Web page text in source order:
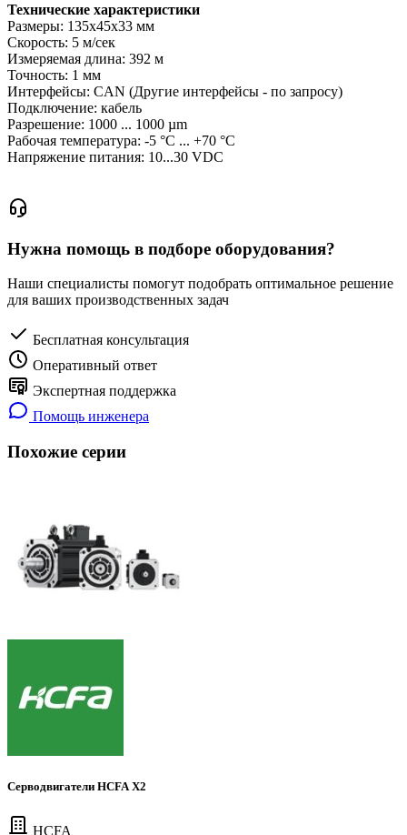
Технические характеристики
Размеры: 135x45x33 мм
Скорость: 5 м/сек
Измеряемая длина: 392 м
Точность: 1 мм
Интерфейсы: CAN (Другие интерфейсы - по запросу)
Подключение: кабель
Разрешение: 1000 ... 1000 µm
Рабочая температура: -5 °C ... +70 °C
Напряжение питания: 10...30 VDC
Нужна помощь в подборе оборудования?
Наши специалисты помогут подобрать оптимальное решение
для ваших производственных задач
Бесплатная консультация
Оперативный ответ
Экспертная поддержка
Помощь инженера
Похожие серии
Серводвигатели HCFA X2
HCFA